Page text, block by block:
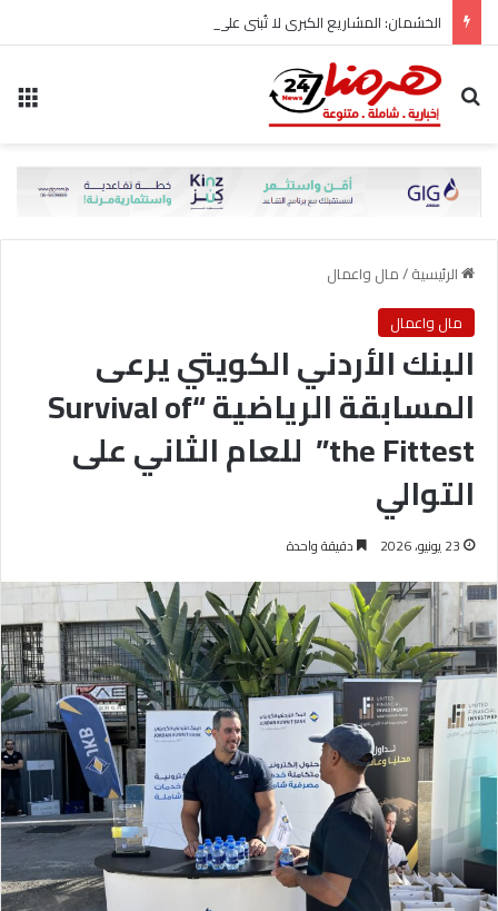
الخشمان: المشاريع الكبرى لا تُبنى على حساب المواطن..
بحث عن
الرئيسية/مال واعمال
مال واعمال
البنك الأردني الكويتي يرعى
المسابقة الرياضية “Survival of
the Fittest” للعام الثاني على
التوالي
23 يونيو، 2026 دقيقة واحدة